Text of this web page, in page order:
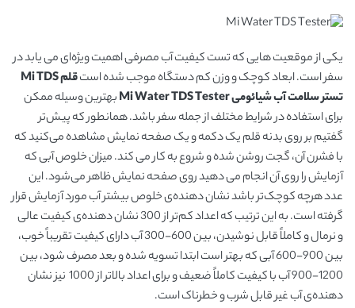
یکی از موقعیت هایی که تست کیفیت آب مصرفی اهمیت ویژه‌ای می یابد در
سفر است. ابعاد کوچک و وزن کم دستگاه موجب شده است
قلم Mi TDS
تستر سلامت آب شیائومی Mi Water TDS Tester
بهترین وسیله ممکن
برای استفاده در شرایط مختلف از جمله سفر باشد. همانطور که پیش‌تر
گفتیم بر روی بدنه قلم یک دکمه و یک صفحه نمایش مشاهده می‌کنید که
با فشرن آن، گجت روشن شده و شروع به کار می کند. میزان خلوص آبی که
آزمایش را روی آن انجام می دهید روی صفحه نمایش ظاهر می‌شود. این
عدد هرچه کوچک‌تر باشد نشان دهنده‌ی خلوص بیشتر آب مورد آزمایش قرار
گرفته است. به این ترتیب که اعداد کم‌تر از 300 نشان دهنده‌ی کیفیت عالی
و نرمال و کاملاً قابل نوشیدن، بین 600-300 آب دارای کیفیت تقریباً خوب،
بین 900-600 آبی که بهتر است ابتدا تسویه شده و بعد مصرف شود، بین
1200-900 آب با کیفیت کاملاً ضعیف و برای اعداد بالاتر از 1000 نیز نشان
دهنده‌ی آب غیر قابل شرب و خطرناک است.